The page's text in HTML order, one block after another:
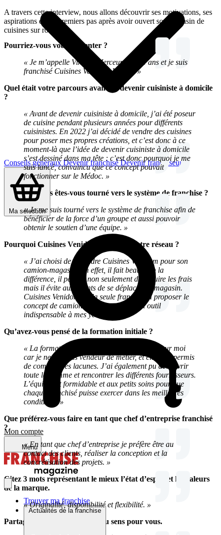
Conseils générauxDevenir franchiséDevenir franchiseur
Ma sélection
Mon compte
Menu
Trouver ma franchise
Actualités de la franchise
A travers cette interview, nous allons découvrir ses motivations, ses
aspirations et ses premiers pas après avoir ouvert son magasin de
cuisines sur roues.
Pourriez-vous vous présenter ?
« Je m’appelle Vincent Merceur, j’ai 51 ans et je suis
franchisé Cuisines Venidom Médoc. »
Quel était votre parcours avant de devenir cuisiniste à domicile
?
« Avant de devenir cuisiniste à domicile, j’ai été poseur
de cuisine pendant plusieurs années pour différents
cuisinistes. En 2022 j’ai décidé de vendre des cuisines
pour poser mes propres créations, et c’est donc à ce
moment-là que l’idée de devenir cuisiniste à domicile
s’est dessiné dans ma tête : c’est donc pourquoi je me
suis lancé, convaincu que ce concept pouvait
fonctionner sur le Médoc. »
Pourquoi vous êtes-vous tourné vers le système de franchise ?
« Je me suis tourné vers le système de franchise afin de
bénéficier de la force d’un groupe et aussi pouvoir
obtenir le soutien d’une équipe. »
Pourquoi Cuisines Venidom et pas un autre réseau ?
« J’ai choisi de rejoindre Cuisines Venidom pour son
camion-magasin. En effet, il fait beaucoup la
différence, il permet non seulement de réduire les frais
mais il évite aux clients de se déplacer en magasin.
Cuisines Venidom est la seule franchise à proposer le
concept de camion-magasin et c’est un outil
indispensable à mes yeux. »
Qu’avez-vous pensé de la formation initiale ?
« La formation initiale a été indispensable pour moi
car je ne suis pas vendeur de métier, et elle m’a permis
de combler des lacunes. J’ai également pu découvrir
toute la gamme et rencontrer les différents fournisseurs.
L’équipe est formidable et aux petits soins pour que
chaque franchisé puisse exercer dans les meilleures
conditions. »
Que préférez-vous faire en tant que chef d’entreprise franchisé
?
« En tant que chef d’entreprise je préfère être au
contact des clients, réaliser la conception et la
concrétisation des projets. »
Citez 3 mots représentant le mieux l’état d’esprit et les valeurs
de la marque.
« Originalité, disponibilité et flexibilité. »
Partagez une anecdote qui a du sens pour vous.